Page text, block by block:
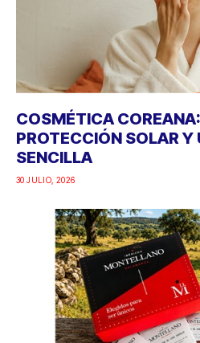
COSMÉTICA
PROTECCIÓN SOLAR Y
SENCILLA
30 JULIO, 2026